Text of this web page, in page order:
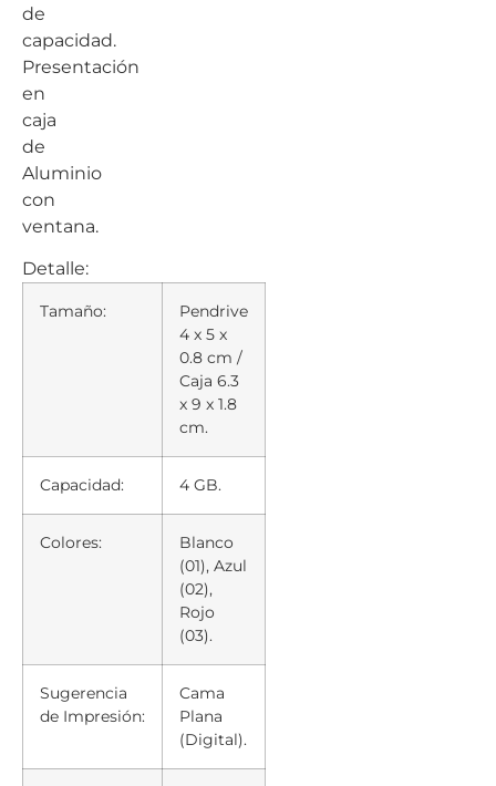
de
capacidad.
Presentación
en
caja
de
Aluminio
con
ventana.
Detalle:
Tamaño:
Pendrive
4 x 5 x
0.8 cm /
Caja 6.3
x 9 x 1.8
cm.
Capacidad: 4 GB.
Colores:
Blanco
(01), Azul
(02),
Rojo
(03).
Sugerencia
de Impresión:
Cama
Plana
(Digital).